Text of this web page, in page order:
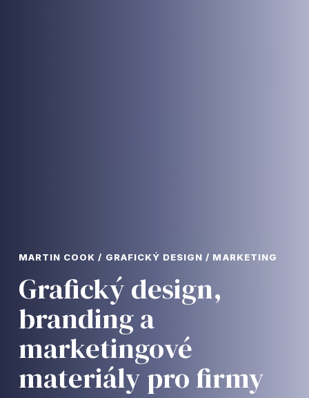
MARTIN COOK / GRAFICKÝ DESIGN / MARKETING
Grafický design,
branding a
marketingové
materiály pro firmy